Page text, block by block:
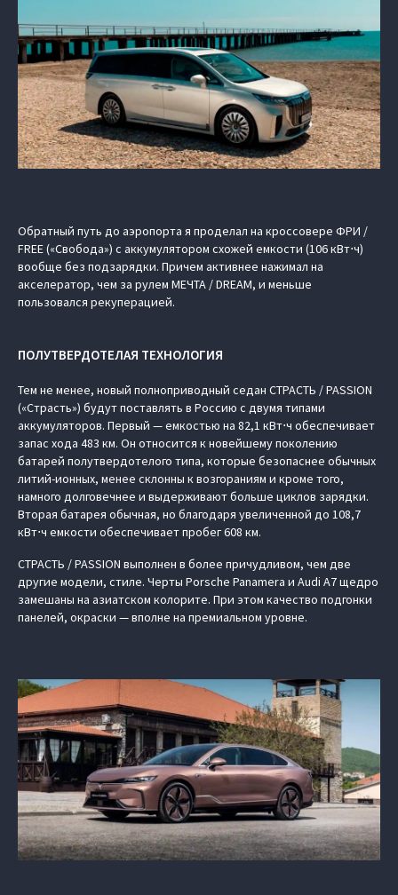
Обратный путь до аэропорта я проделал на кроссовере ФРИ /
FREE («Свобода») с аккумулятором схожей емкости (106 кВт⋅ч)
вообще без подзарядки. Причем активнее нажимал на
акселератор, чем за рулем МЕЧТА / DREAM, и меньше
пользовался рекуперацией.
ПОЛУТВЕРДОТЕЛАЯ ТЕХНОЛОГИЯ
Тем не менее, новый полноприводный седан СТРАСТЬ / PASSION
(«Страсть») будут поставлять в Россию с двумя типами
аккумуляторов. Первый — емкостью на 82,1 кВт⋅ч обеспечивает
запас хода 483 км. Он относится к новейшему поколению
батарей полутвердотелого типа, которые безопаснее обычных
литий-ионных, менее склонны к возгораниям и кроме того,
намного долговечнее и выдерживают больше циклов зарядки.
Вторая батарея обычная, но благодаря увеличенной до 108,7
кВт⋅ч емкости обеспечивает пробег 608 км.
СТРАСТЬ / PASSION выполнен в более причудливом, чем две
другие модели, стиле. Черты Porsche Panamera и Audi A7 щедро
замешаны на азиатском колорите. При этом качество подгонки
панелей, окраски — вполне на премиальном уровне.